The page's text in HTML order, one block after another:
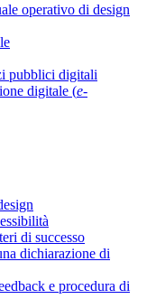
operativo di design
pubblici digitali
digitale (e-
di successo
dichiarazione di
e procedura di